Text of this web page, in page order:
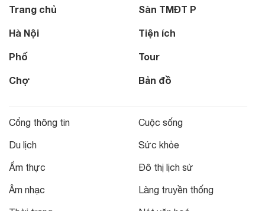
Trang chủ
Hà Nội
Phố
Chợ
Sàn TMĐT P
Tiện ích
Tour
Bản đồ
Cổng thông tin
Du lịch
Ẩm thực
Âm nhạc
Cuộc sống
Sức khỏe
Đô thị lịch sử
Làng truyền thống